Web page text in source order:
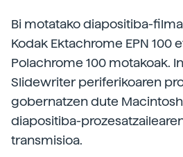
Bi motatako diapositiba-
Kodak Ektachrome EPN 100
Polachrome 100 motakoak.
Slidewriter periferikoaren
gobernatzen dute
diapositiba-
transmisioa.